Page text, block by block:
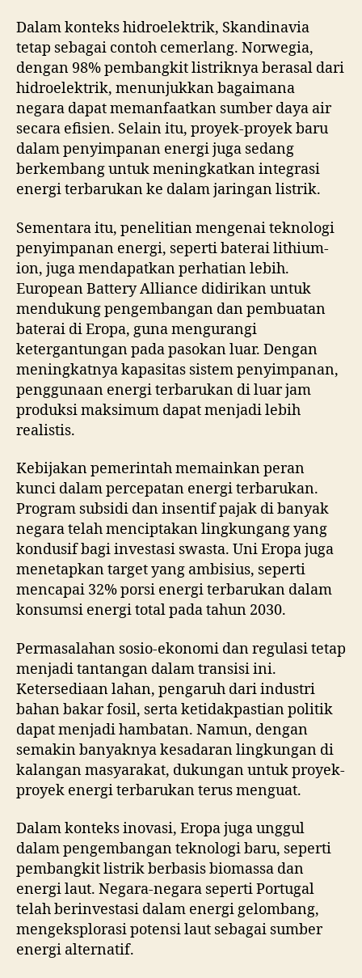
Dalam konteks hidroelektrik, Skandinavia
tetap sebagai contoh cemerlang. Norwegia,
dengan 98% pembangkit listriknya berasal dari
hidroelektrik, menunjukkan bagaimana
negara dapat memanfaatkan sumber daya air
secara efisien. Selain itu, proyek-proyek baru
dalam penyimpanan energi juga sedang
berkembang untuk meningkatkan integrasi
energi terbarukan ke dalam jaringan listrik.
Sementara itu, penelitian mengenai teknologi
penyimpanan energi, seperti baterai lithium-
ion, juga mendapatkan perhatian lebih.
European Battery Alliance didirikan untuk
mendukung pengembangan dan pembuatan
baterai di Eropa, guna mengurangi
ketergantungan pada pasokan luar. Dengan
meningkatnya kapasitas sistem penyimpanan,
penggunaan energi terbarukan di luar jam
produksi maksimum dapat menjadi lebih
realistis.
Kebijakan pemerintah memainkan peran
kunci dalam percepatan energi terbarukan.
Program subsidi dan insentif pajak di banyak
negara telah menciptakan lingkungang yang
kondusif bagi investasi swasta. Uni Eropa juga
menetapkan target yang ambisius, seperti
mencapai 32% porsi energi terbarukan dalam
konsumsi energi total pada tahun 2030.
Permasalahan sosio-ekonomi dan regulasi tetap
menjadi tantangan dalam transisi ini.
Ketersediaan lahan, pengaruh dari industri
bahan bakar fosil, serta ketidakpastian politik
dapat menjadi hambatan. Namun, dengan
semakin banyaknya kesadaran lingkungan di
kalangan masyarakat, dukungan untuk proyek-
proyek energi terbarukan terus menguat.
Dalam konteks inovasi, Eropa juga unggul
dalam pengembangan teknologi baru, seperti
pembangkit listrik berbasis biomassa dan
energi laut. Negara-negara seperti Portugal
telah berinvestasi dalam energi gelombang,
mengeksplorasi potensi laut sebagai sumber
energi alternatif.